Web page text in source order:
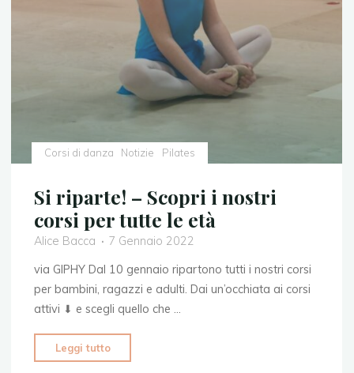
Corsi di danza Notizie Pilates
Si riparte! – Scopri i nostri
corsi per tutte le età
Alice Bacca
7 Gennaio 2022
via GIPHY Dal 10 gennaio ripartono tutti i nostri corsi
per bambini, ragazzi e adulti. Dai un’occhiata ai corsi
attivi ⬇‍️ e scegli quello che …
Leggi tutto
riparte!